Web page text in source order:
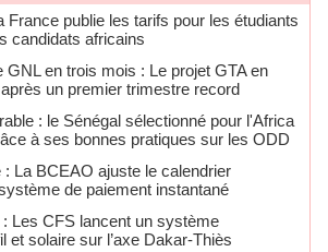
France publie les tarifs pour les étudiants
candidats africains
GNL en trois mois : Le projet GTA en
un premier trimestre record
: le Sénégal sélectionné pour l'Africa
à ses bonnes pratiques sur les ODD
: La BCEAO ajuste le calendrier
de paiement instantané
Les CFS lancent un système
et solaire sur l’axe Dakar-Thiès